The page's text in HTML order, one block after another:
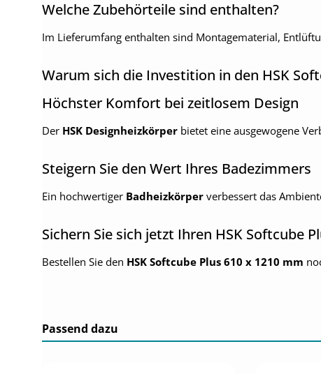
Welche Zubehörteile sind enthalten?
Im Lieferumfang enthalten sind Montagematerial,
Warum sich die Investition in den HSK
Höchster Komfort bei zeitlosem Design
Der HSK Designheizkörper bietet eine ausgewogene
Steigern Sie den Wert Ihres Badezimmers
Ein hochwertiger Badheizkörper verbessert das
Sichern Sie sich jetzt Ihren HSK Softcube
Bestellen Sie den HSK Softcube Plus 610 x 1210 mm
Passend dazu